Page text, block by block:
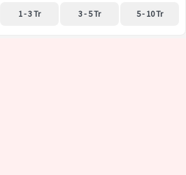
1 - 3 Tr 3 - 5 Tr 5 - 10 Tr